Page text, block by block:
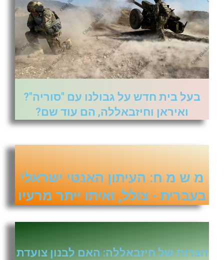
בעל בית חדש על גבולנו עם "סוריה"?
ואיראן וחיזבאללה, הם עוד שם?
מ ש מ ח: העיתון האנטי ישראלי
בעברית - צולל, ואיתו ייתר מרעיו
הצרות של חיזבאללה: האם לבנון צועדת